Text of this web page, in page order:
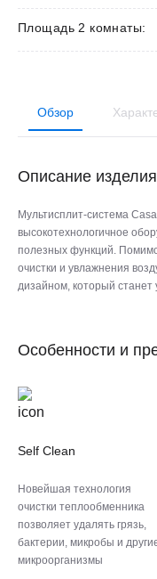
Площадь 2 комнаты:
Обзор
Описание изделия
Мультисплит-система
высокотехнологичное
полезных функций.
очистки и увлажнения
дизайном, который
Особенности и
Self Clean
Новейшая технология
очистки теплообменника
позволяет удалять грязь,
бактерии, микробы и
микроорганизмы